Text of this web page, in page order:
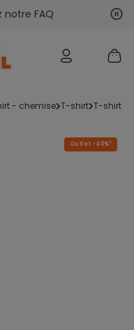
notre FAQ
- chemise t-shirt t-shirt
Outlet -40%*